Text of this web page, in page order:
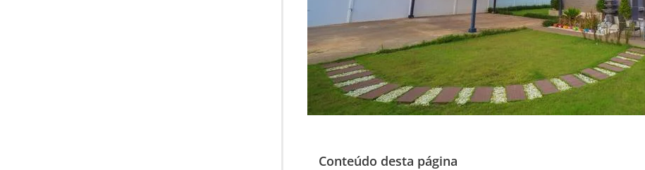
Conteúdo desta página